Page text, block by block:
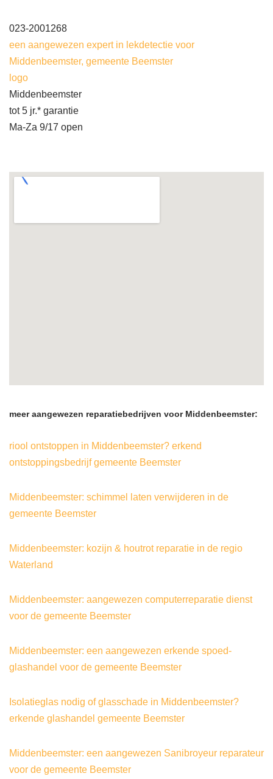
023-2001268
een aangewezen expert in lekdetectie voor
Middenbeemster, gemeente Beemster
logo
Middenbeemster
tot 5 jr.* garantie
Ma-Za 9/17 open
meer aangewezen reparatiebedrijven voor Middenbeemster:
riool ontstoppen in Middenbeemster? erkend
ontstoppingsbedrijf gemeente Beemster
Middenbeemster: schimmel laten verwijderen in de
gemeente Beemster
Middenbeemster: kozijn & houtrot reparatie in de regio
Waterland
Middenbeemster: aangewezen computerreparatie dienst
voor de gemeente Beemster
Middenbeemster: een aangewezen erkende spoed-
glashandel voor de gemeente Beemster
Isolatieglas nodig of glasschade in Middenbeemster?
erkende glashandel gemeente Beemster
Middenbeemster: een aangewezen Sanibroyeur reparateur
voor de gemeente Beemster